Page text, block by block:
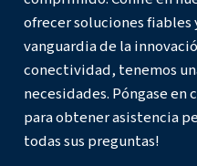
sanidad y la fabricación.
¿Cómo se
de aire
El mantenimiento